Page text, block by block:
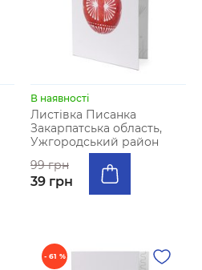
В наявності
Листівка Писанка
Закарпатська область,
Ужгородський район
99 грн
39 грн
- 61 %